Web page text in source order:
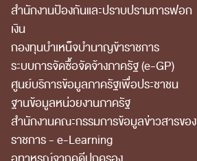
สำนักงานป้องกันและปราบปรามการฟอก
เงิน
กองทุนบำเหน็จบำนาญข้าราชการ
ระบบการจัดซื้อจัดจ้างภาครัฐ (e-GP)
ศูนย์บริการข้อมูลภาครัฐเพื่อประชาชน
ฐานข้อมูลหน่วยงานภาครัฐ
สํานักงานคณะกรรมการข้อมูลข่าวสารของ
ราชการ - e-Learning